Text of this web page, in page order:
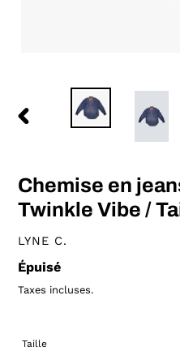
DIAPOSITIVE
Chemise en
Twinkle Vibe /
DISTRIBUTEUR
LYNE C.
Prix
normal
Épuisé
Taxes incluses.
Taille